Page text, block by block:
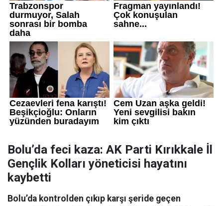
Bolu’da feci kaza: AK Parti Kırıkkale İl
Gençlik Kolları yöneticisi hayatını
kaybetti
Bolu’da kontrolden çıkıp karşı şeride geçen